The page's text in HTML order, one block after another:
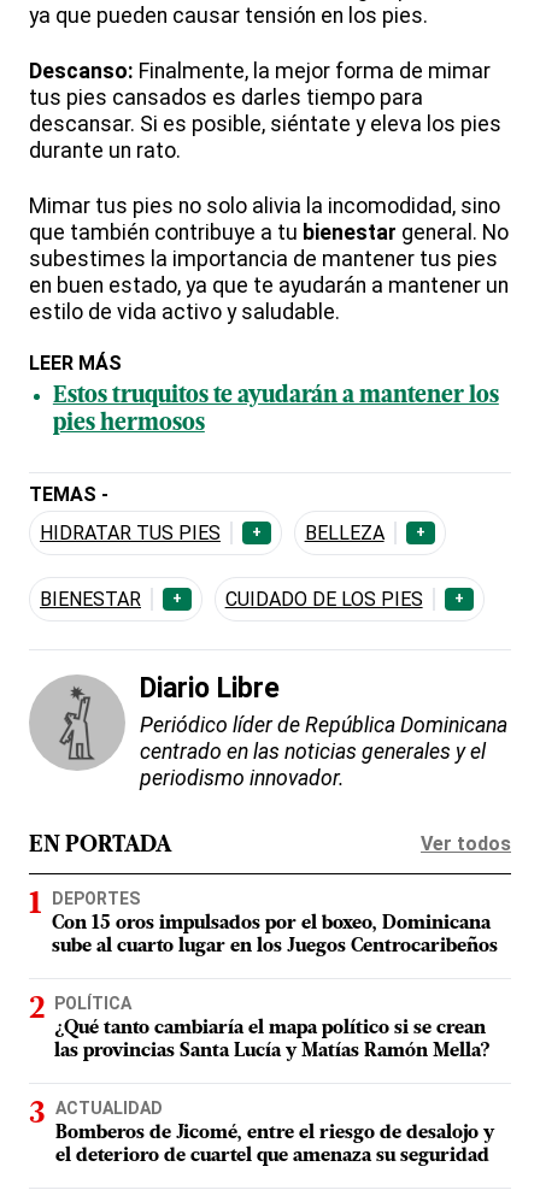
ya que pueden causar tensión en los pies.
Descanso: Finalmente, la mejor forma de mimar
tus pies cansados es darles tiempo para
descansar. Si es posible, siéntate y eleva los pies
durante un rato.
Mimar tus pies no solo alivia la incomodidad, sino
que también contribuye a tu bienestar general. No
subestimes la importancia de mantener tus pies
en buen estado, ya que te ayudarán a mantener un
estilo de vida activo y saludable.
LEER MÁS
Estos truquitos te ayudarán a mantener los
pies hermosos
TEMAS -
HIDRATAR TUS PIES
+ BELLEZA +
BIENESTAR + CUIDADO DE LOS PIES +
Diario Libre
Periódico líder de República Dominicana
centrado en las noticias generales y el
periodismo innovador.
EN PORTADA Ver todos
DEPORTES
Con 15 oros impulsados por el boxeo, Dominicana
sube al cuarto lugar en los Juegos Centrocaribeños
POLÍTICA
¿Qué tanto cambiaría el mapa político si se crean
las provincias Santa Lucía y Matías Ramón Mella?
ACTUALIDAD
Bomberos de Jicomé, entre el riesgo de desalojo y
el deterioro de cuartel que amenaza su seguridad